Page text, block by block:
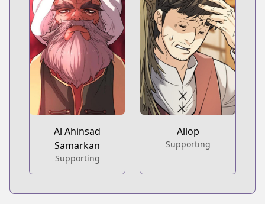
Al Ahinsad
Samarkan
Supporting
Allop
Supporting